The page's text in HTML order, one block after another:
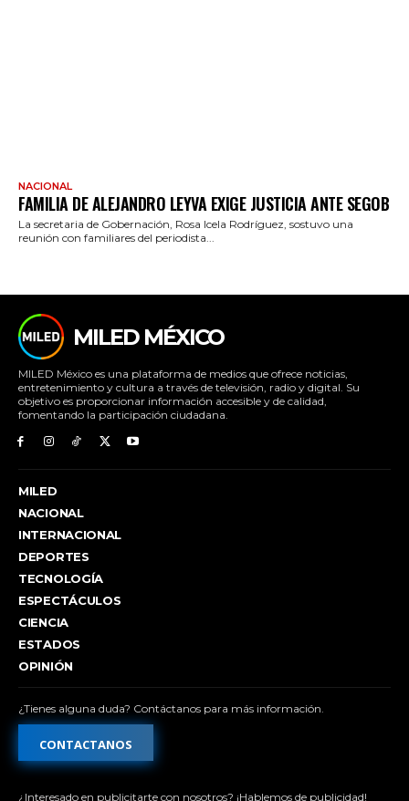
NACIONAL
FAMILIA DE ALEJANDRO LEYVA EXIGE JUSTICIA ANTE SEGOB
La secretaria de Gobernación, Rosa Icela Rodríguez, sostuvo una
reunión con familiares del periodista...
MILED MÉXICO
MILED México es una plataforma de medios que ofrece noticias,
entretenimiento y cultura a través de televisión, radio y digital. Su
objetivo es proporcionar información accesible y de calidad,
fomentando la participación ciudadana.
MILED
NACIONAL
INTERNACIONAL
DEPORTES
TECNOLOGÍA
ESPECTÁCULOS
CIENCIA
ESTADOS
OPINIÓN
¿Tienes alguna duda? Contáctanos para más información.
CONTACTANOS
¿Interesado en publicitarte con nosotros? ¡Hablemos de publicidad!